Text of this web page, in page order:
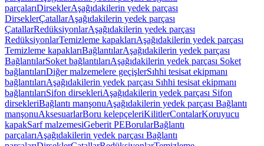
parçalarıDirseklerAşağıdakilerin yedek parçası
DirseklerÇatallarAşağıdakilerin yedek parçası
ÇatallarRedüksiyonlarAşağıdakilerin yedek parçası
RedüksiyonlarTemizleme kapaklarıAşağıdakilerin yedek parçası
Temizleme kapaklarıBağlantılarAşağıdakilerin yedek parçası
BağlantılarSoket bağlantılarıAşağıdakilerin yedek parçası Soket
bağlantılarıDiğer malzemelere geçişlerSıhhi tesisat ekipmanı
bağlantılarıAşağıdakilerin yedek parçası Sıhhi tesisat ekipmanı
bağlantılarıSifon dirsekleriAşağıdakilerin yedek parçası Sifon
dirsekleriBağlantı manşonuAşağıdakilerin yedek parçası Bağlantı
manşonuAksesuarlarBoru kelepçeleriKilitlerContalarKoruyucu
kapakSarf malzemesiGeberit PEBorularBağlantı
parçalarıAşağıdakilerin yedek parçası Bağlantı